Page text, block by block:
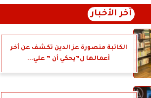
آخر الأخبار
الكاتبة منصورة عز الدين تكشف عن أخر
أعمالها ل”يحكي أن ” علي...